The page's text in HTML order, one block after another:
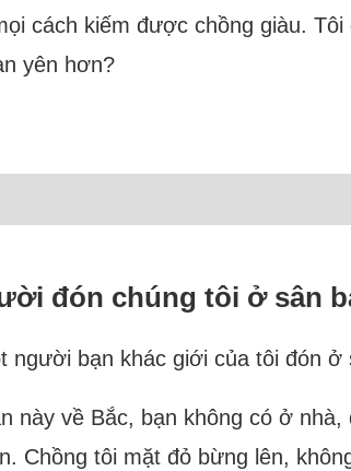
cách kiếm được chồng giàu.
yên hơn?
đón chúng tôi ở sân
bạn khác giới của tôi đón
này về Bắc, bạn không có ở
Chồng tôi mặt đỏ bừng lên,